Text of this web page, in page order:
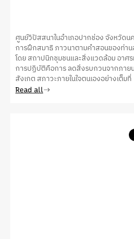
ศูนย์วิปัสสนาในอำเภอปากช่อง จังหวัด
การฝึกสมาธิ ภาวนาตามคำสอนของท่า
โดย สถาปนิกชุมชนและสิ่งแวดล้อม อาศร
การปฏิบัติคือการ ลดสิ่งรบกวนจากภาย
สังเกต สภาวะภายในใจตนเองอย่างเต็มที่
Read all